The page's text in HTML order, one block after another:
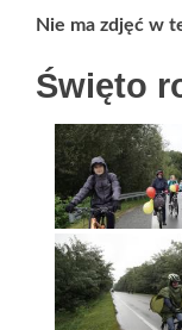
Nie ma zdjęć w
Święto